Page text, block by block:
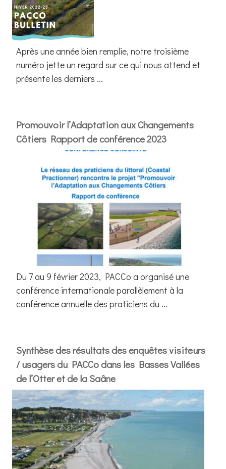
Après une année bien remplie, notre troisième
numéro jette un regard sur ce qui nous attend et
présente les derniers ...
Promouvoir l’Adaptation aux Changements
Côtiers Rapport de conférence 2023
Du 7 au 9 février 2023, PACCo a organisé une
conférence internationale parallèlement à la
conférence annuelle des praticiens du ...
Synthèse des résultats des enquêtes visiteurs
/ usagers du PACCo dans les Basses Vallées
de l’Otter et de la Saâne